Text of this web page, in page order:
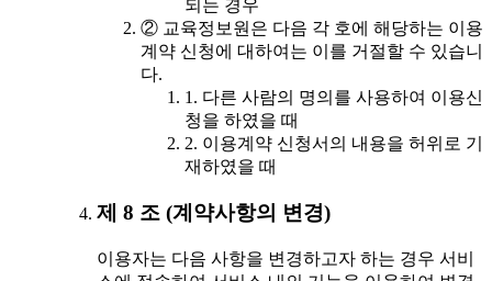
되는 경우
② 교육정보원은 다음 각 호에 해당하는 이용
계약 신청에 대하여는 이를 거절할 수 있습니
다.
1. 다른 사람의 명의를 사용하여 이용신
청을 하였을 때
2. 이용계약 신청서의 내용을 허위로 기
재하였을 때
제 8 조 (계약사항의 변경)
이용자는 다음 사항을 변경하고자 하는 경우 서비